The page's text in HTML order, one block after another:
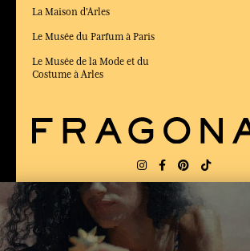
La Maison d'Arles
Le Musée du Parfum à Paris
Le Musée de la Mode et du
Costume à Arles
LIVRAISON: LANGUE: